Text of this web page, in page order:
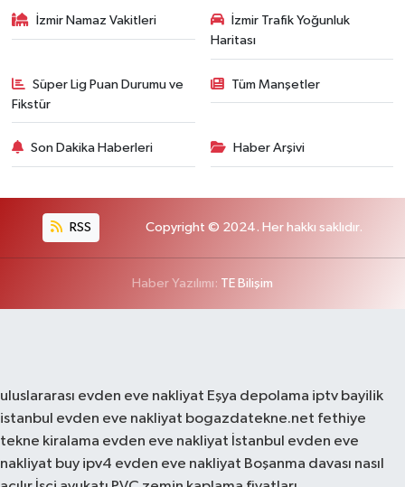
İzmir Namaz Vakitleri
İzmir Trafik Yoğunluk
Haritası
Süper Lig Puan Durumu ve
Fikstür
Tüm Manşetler
Son Dakika Haberleri Haber Arşivi
RSS Copyright © 2024. Her hakkı saklıdır.
Haber Yazılımı: TE Bilişim
uluslararası evden eve nakliyat Eşya depolama iptv bayilik
istanbul evden eve nakliyat bogazdatekne.net fethiye
tekne kiralama evden eve nakliyat İstanbul evden eve
nakliyat buy ipv4 evden eve nakliyat Boşanma davası nasıl